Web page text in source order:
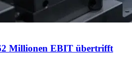
Millionen EBIT übertrifft